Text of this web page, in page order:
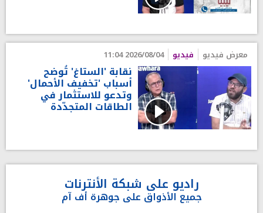
معرض فيديو فيديو 2026/08/04 11:04
نقابة 'الستاغ' تُوضح
أسباب 'تخفيف الأحمال'
وتدعو للاستثمار في
الطاقات المتجدّدة
راديو على شبكة الأنترنات
جميع الأذواق على جوهرة أف آم